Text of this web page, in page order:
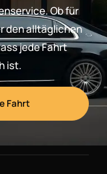
Ob für
den alltäglichen
jede Fahrt
ist.
Fahrt